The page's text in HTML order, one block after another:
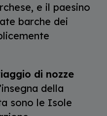
e il paesino
barche dei
di nozze
della
sono le Isole